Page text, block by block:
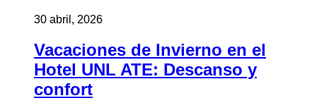
30 abril, 2026
Vacaciones de Invierno en el
Hotel UNL ATE: Descanso y
confort